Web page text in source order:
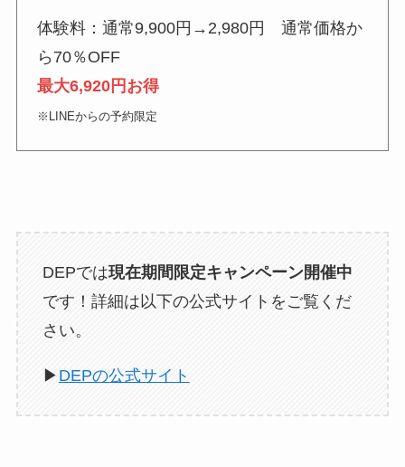
体験料：通常9,900円→2,980円 通常価格か
ら70％OFF
最大6,920円お得
※LINEからの予約限定
DEPでは現在期間限定キャンペーン開催中
です！詳細は以下の公式サイトをご覧くだ
さい。
▶︎ DEPの公式サイト